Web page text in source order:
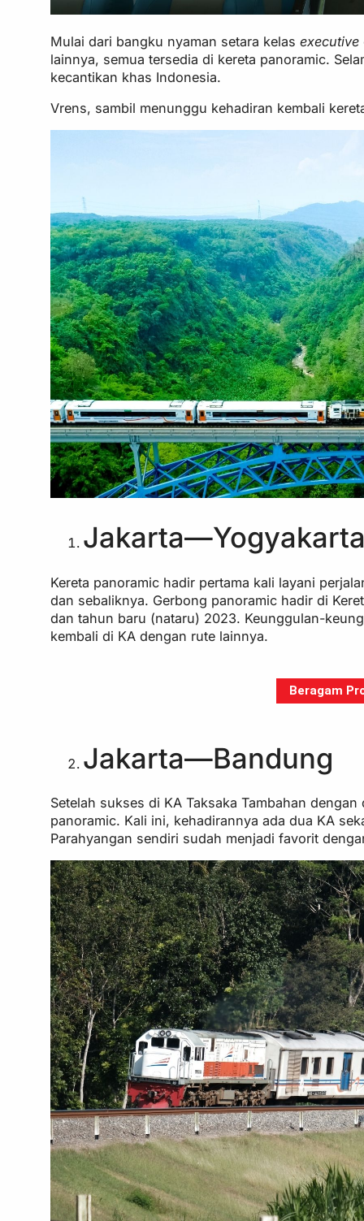
Mulai dari bangku nyaman setara kelasexecutive
lainnya, semua tersedia di kereta panoramic.
kecantikan khas Indonesia.
Vrens, sambil menunggu kehadiran kembali
Kereta panoramic hadir pertama kali layani
dan sebaliknya. Gerbong panoramic hadir di
dan tahun baru (nataru) 2023. Keunggulan-
kembali di KA dengan rute lainnya.
Beragam
Jakarta—Bandung
Setelah sukses di KA Taksaka Tambahan
panoramic. Kali ini, kehadirannya ada dua KA
Parahyangan sendiri sudah menjadi favorit